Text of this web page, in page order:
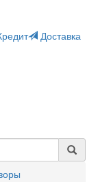
Доставка